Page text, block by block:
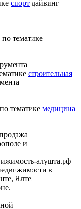
спорт дайвинг
по тематике
строительная
по тематике медицина
алушта.рф
в
Ялте,